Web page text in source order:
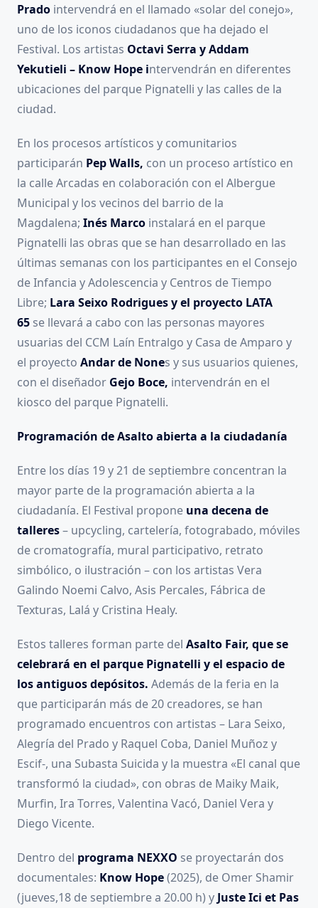
Prado intervendrá en el llamado «solar del conejo»,
uno de los iconos ciudadanos que ha dejado el
Festival. Los artistas Octavi Serra y Addam
Yekutieli – Know Hope intervendrán en diferentes
ubicaciones del parque Pignatelli y las calles de la
ciudad.
En los procesos artísticos y comunitarios
participarán Pep Walls, con un proceso artístico en
la calle Arcadas en colaboración con el Albergue
Municipal y los vecinos del barrio de la
Magdalena; Inés Marco instalará en el parque
Pignatelli las obras que se han desarrollado en las
últimas semanas con los participantes en el Consejo
de Infancia y Adolescencia y Centros de Tiempo
Libre; Lara Seixo Rodrigues y el proyecto LATA
65 se llevará a cabo con las personas mayores
usuarias del CCM Laín Entralgo y Casa de Amparo y
el proyecto Andar de Nones y sus usuarios quienes,
con el diseñador Gejo Boce, intervendrán en el
kiosco del parque Pignatelli.
Programación de Asalto abierta a la ciudadanía
Entre los días 19 y 21 de septiembre concentran la
mayor parte de la programación abierta a la
ciudadanía. El Festival propone una decena de
talleres– upcycling, cartelería, fotograbado, móviles
de cromatografía, mural participativo, retrato
simbólico, o ilustración – con los artistas Vera
Galindo Noemi Calvo, Asis Percales, Fábrica de
Texturas, Lalá y Cristina Healy.
Estos talleres forman parte del Asalto Fair, que se
celebrará en el parque Pignatelli y el espacio de
los antiguos depósitos. Además de la feria en la
que participarán más de 20 creadores, se han
programado encuentros con artistas – Lara Seixo,
Alegría del Prado y Raquel Coba, Daniel Muñoz y
Escif-, una Subasta Suicida y la muestra «El canal que
transformó la ciudad», con obras de Maiky Maik,
Murfin, Ira Torres, Valentina Vacó, Daniel Vera y
Diego Vicente.
Dentro del programa NEXXO se proyectarán dos
documentales: Know Hope(2025), de Omer Shamir
(jueves,18 de septiembre a 20.00 h) y Juste Ici et Pas